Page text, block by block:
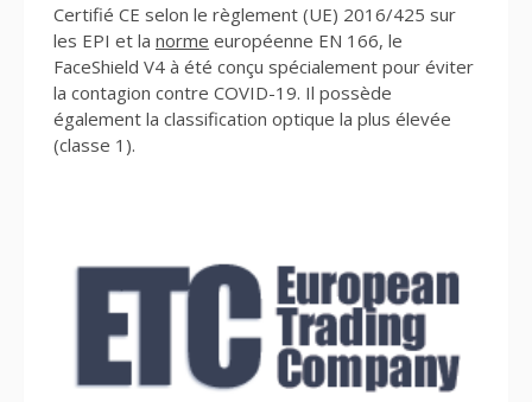
Certifié CE selon le règlement (UE) 2016/425 sur
les EPI et la norme européenne EN 166, le
FaceShield V4 à été conçu spécialement pour éviter
la contagion contre COVID-19. Il possède
également la classification optique la plus élevée
(classe 1).